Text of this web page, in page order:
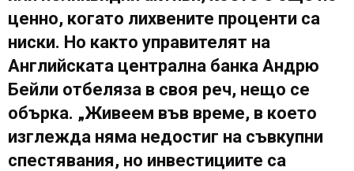
ценно, когато лихвените проценти са
ниски. Но както управителят на
Английската централна банка Андрю
Бейли отбеляза в своя реч, нещо се
обърка. „Живеем във време, в което
изглежда няма недостиг на съвкупни
спестявания, но инвестициите са